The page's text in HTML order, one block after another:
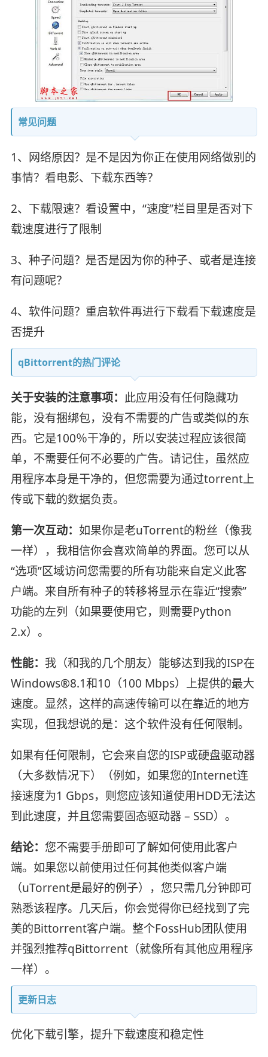
常见问题
1、网络原因？是不是因为你正在使用网络做别的
事情？看电影、下载东西等？
2、下载限速？看设置中，“速度”栏目里是否对下
载速度进行了限制
3、种子问题？是否是因为你的种子、或者是连接
有问题呢？
4、软件问题？重启软件再进行下载看下载速度是
否提升
qBittorrent的热门评论
关于安装的注意事项： 此应用没有任何隐藏功
能，没有捆绑包，没有不需要的广告或类似的东
西。它是100％干净的，所以安装过程应该很简
单，不需要任何不必要的广告。请记住，虽然应
用程序本身是干净的，但您需要为通过torrent上
传或下载的数据负责。
第一次互动： 如果你是老uTorrent的粉丝（像我
一样），我相信你会喜欢简单的界面。您可以从
“选项”区域访问您需要的所有功能来自定义此客
户端。来自所有种子的转移将显示在靠近“搜索”
功能的左列（如果要使用它，则需要Python
2.x）。
性能： 我（和我的几个朋友）能够达到我的ISP在
Windows®8.1和10（100 Mbps）上提供的最大
速度。显然，这样的高速传输可以在靠近的地方
实现，但我想说的是：这个软件没有任何限制。
如果有任何限制，它会来自您的ISP或硬盘驱动器
（大多数情况下）（例如，如果您的Internet连
接速度为1 Gbps，则您应该知道使用HDD无法达
到此速度，并且您需要固态驱动器 – SSD）。
结论： 您不需要手册即可了解如何使用此客户
端。如果您以前使用过任何其他类似客户端
（uTorrent是最好的例子），您只需几分钟即可
熟悉该程序。几天后，你会觉得你已经找到了完
美的Bittorrent客户端。整个FossHub团队使用
并强烈推荐qBittorrent（就像所有其他应用程序
一样）。
更新日志
优化下载引擎，提升下载速度和稳定性